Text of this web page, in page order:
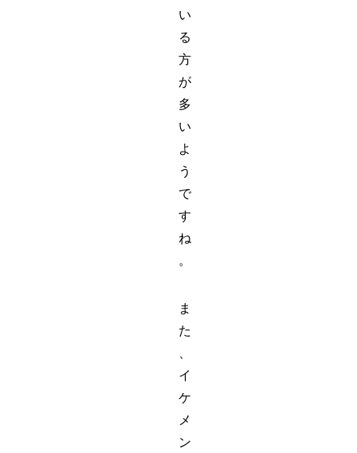
い
る
方
が
多
い
よ
う
で
す
ね
。
ま
た
イ
ケ
メ
ン